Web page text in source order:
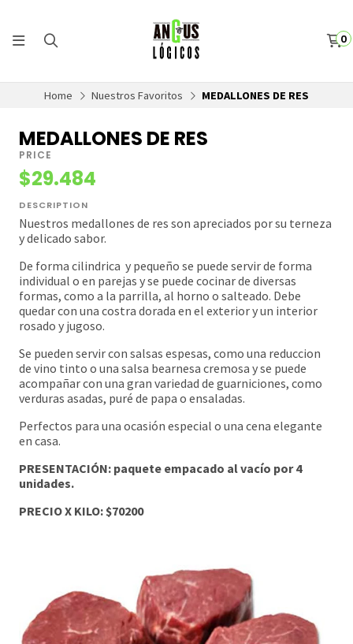
0
Home Nuestros Favoritos MEDALLONES DE RES
MEDALLONES DE RES
PRICE
$29.484
DESCRIPTION
Nuestros medallones de res son apreciados por su terneza
y delicado sabor.
De forma cilindrica y pequeño se puede servir de forma
individual o en parejas y se puede cocinar de diversas
formas, como a la parrilla, al horno o salteado. Debe
quedar con una costra dorada en el exterior y un interior
rosado y jugoso.
Se pueden servir con salsas espesas, como una reduccion
de vino tinto o una salsa bearnesa cremosa y se puede
acompañar con una gran variedad de guarniciones, como
verduras asadas, puré de papa o ensaladas.
Perfectos para una ocasión especial o una cena elegante
en casa.
PRESENTACIÓN: paquete empacado al vacío por 4
unidades.
PRECIO X KILO: $70200